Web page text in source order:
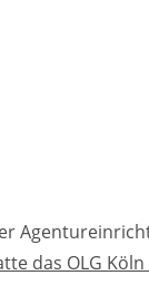
das OLG